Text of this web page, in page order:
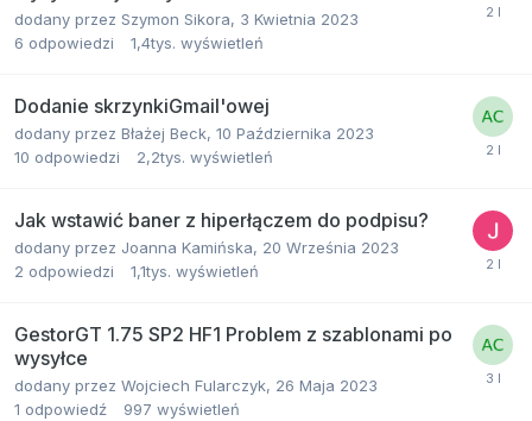
dodany przez Szymon Sikora, 3 Kwietnia 2023
6 odpowiedzi 1,4tys. wyświetleń
Dodanie skrzynkiGmail'owej
dodany przez Błażej Beck, 10 Października 2023
10 odpowiedzi 2,2tys. wyświetleń
Jak wstawić baner z hiperłączem do podpisu?
dodany przez Joanna Kamińska, 20 Września 2023
2 odpowiedzi 1,1tys. wyświetleń
GestorGT 1.75 SP2 HF1 Problem z szablonami po
wysyłce
dodany przez Wojciech Fularczyk, 26 Maja 2023
1 odpowiedź 997 wyświetleń